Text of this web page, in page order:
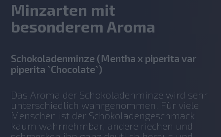
Minzarten mit
besonderem Aroma
Schokoladenminze (Mentha x piperita var
piperita `Chocolate`)
Das Aroma der Schokoladenminze wird sehr
unterschiedlich wahrgenommen. Für viele
Menschen ist der Schokoladengeschmack
kaum wahrnehmbar, andere riechen und